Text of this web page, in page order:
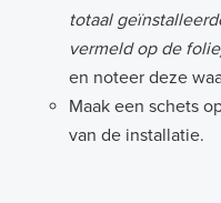
totaal
vermeld op de
en noteer deze
Maak een schets
van de installatie.